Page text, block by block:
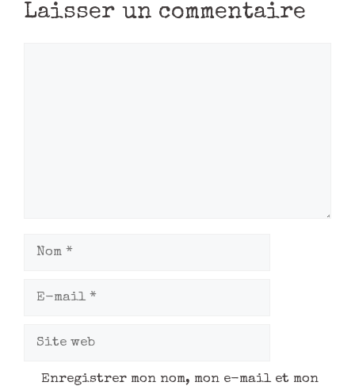
Laisser un commentaire
Enregistrer mon nom, mon e-mail et mon